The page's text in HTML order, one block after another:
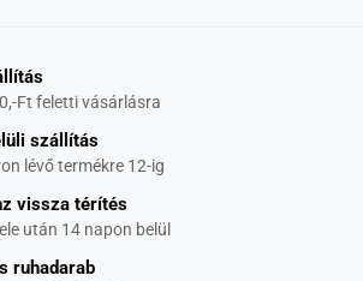
Ft feletti vásárlásra
szállítás
lévő termékre 12-ig
vissza térítés
után 14 napon belül
ruhadarab